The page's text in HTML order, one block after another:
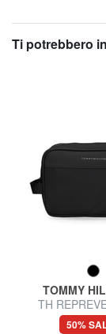
Ti potrebbero
TOMMY
TH
50%